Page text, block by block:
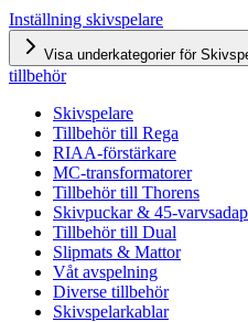
Inställning skivspelare
Visa underkategorier för
tillbehör
Skivspelare
Tillbehör till Rega
RIAA-förstärkare
MC-transformatorer
Tillbehör till Thorens
Skivpuckar & 45-
Tillbehör till Dual
Slipmats & Mattor
Våt avspelning
Diverse tillbehör
Skivspelarkablar